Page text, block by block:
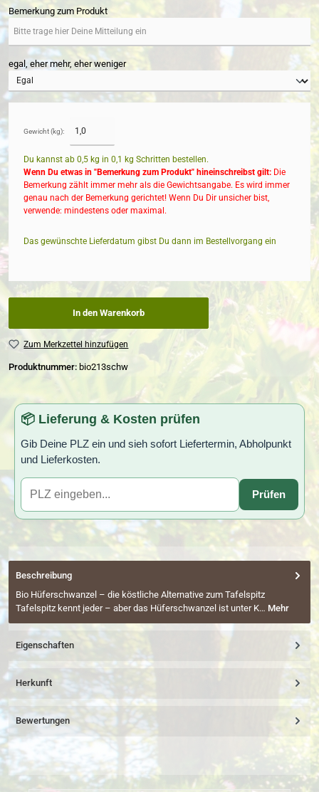
Bemerkung zum Produkt
egal, eher mehr, eher weniger
Gewicht (kg):
Du kannst ab 0,5 kg in 0,1 kg Schritten bestellen.
Wenn Du etwas in "Bemerkung zum Produkt" hineinschreibst gilt: Die
Bemerkung zählt immer mehr als die Gewichtsangabe. Es wird immer
genau nach der Bemerkung gerichtet! Wenn Du Dir unsicher bist,
verwende: mindestens oder maximal.
Das gewünschte Lieferdatum gibst Du dann im Bestellvorgang ein
In den Warenkorb
Zum Merkzettel hinzufügen
Produktnummer: bio213schw
📦 Lieferung & Kosten prüfen
Gib Deine PLZ ein und sieh sofort Liefertermin, Abholpunkt
und Lieferkosten.
Prüfen
Beschreibung
Bio Hüferschwanzel – die köstliche Alternative zum Tafelspitz
Tafelspitz kennt jeder – aber das Hüferschwanzel ist unter K… Mehr
Eigenschaften
Herkunft
Bewertungen